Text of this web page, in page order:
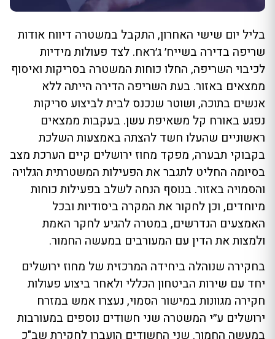
בליל יום שישי האחרון, התקבל במשטרה דיווח אודות
שריפה בדירה בשייח׳ ג׳ראח. לצד פעולות מידיות
לכיבוי השריפה, החלו כוחות המשטרה בסריקות ואיסוף
ממצאים באזור. בעת השריפה הדירה הייתה ללא
אנשים בתוכה, ושוטר שנכנס לבית לביצוע סריקות
נפגע באורח קל משאיפת עשן. בעקבות ממצאים
ראשוניים שהעלו חשד להצתה באמצעות השלכת
בקבוקי תבערה, מפקד מחוז ירושלים קיים הערכת מצב
בסיומה החליט לתגבר את הפעילות המשטרתית הגלויה
והסמויה באזור. בנוסף הנחה לשלב בפעילות כוחות
מיוחדים, וכן לחקור את המקרה ביסודיות ובכל
האמצעים הנדרשים, במטרה להגיע לחקר האמת
ולמצות את הדין עם המעורבים במעשה החמור.
בחקירה שנוהלה ביחידה המרכזית של מחוז ירושלים
יחד עם שירות הביטחון הכללי ולאחר ביצוע פעולות
חקירה מגוונות במישור הסמוי, נעצרו אמש במזרח
ירושלים ע״י המשטרה שני חשודים נוספים במעורבות
במעשה החמור. שני החשודים הועברו לחקירת שב"כ